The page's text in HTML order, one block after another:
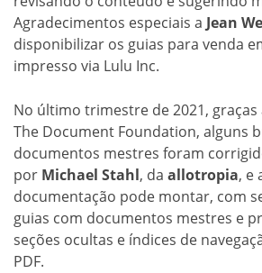
Agradecimentos especiais a Jean
disponibilizar os guias para venda
impresso via Lulu Inc.
No último trimestre de 2021,
The Document Foundation, alguns
documentos mestres foram
por Michael Stahl, da allotropia, e
documentação pode montar, com
guias com documentos mestres e
seções ocultas e índices de
PDF.